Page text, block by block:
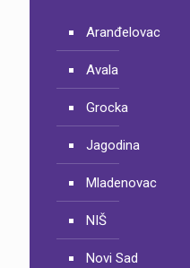
Aranđelovac
Avala
Grocka
Jagodina
Mladenovac
NIŠ
Novi Sad